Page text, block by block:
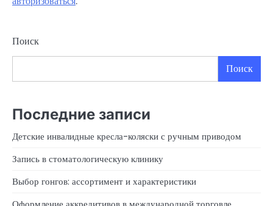
Поиск
Поиск
Последние записи
Детские инвалидные кресла-коляски с ручным приводом
Запись в стоматологическую клинику
Выбор гонгов: ассортимент и характеристики